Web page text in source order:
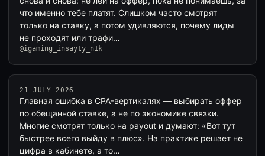
что именно тебе платят. Слишком часто смотрят
только на ставку, а потом удивляются, почему лиды
не проходят или трафи…
@igaming_insayty_n1k
21 JULY 2026
Главная ошибка в CPA-вертикалях — выбирать оффер
по обещанной ставке, а не по экономике связки.
Многие смотрят только на payout и думают: «Вот тут
быстрее всего выйду в плюс». На практике решает не
цифра в кабинете, а то…